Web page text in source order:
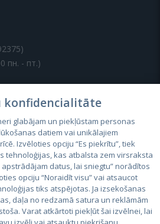
пн. - пт.)
konfidencialitāte
glabājam un piekļūstam personas
datiem vai unikālajiem
Izvēloties opciju “Es piekrītu”, tiek
tehnoloģijas, kas atbalsta zem virsraksta
datus, lai sniegtu” norādītos
opciju “Noraidīt visu” vai atsaucot
tiks atspējotas. Ja izsekošanas
daļa no redzamā satura un reklāmām
Varat atkārtoti piekļūt šai izvēlnei, lai